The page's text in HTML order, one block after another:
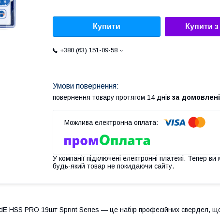
Купити Купити з
+380 (63) 151-09-58
повернення товару протягом 14 днів за
У компанії підключені електронні платежі. Тепер
будь-який товар не покидаючи сайту.
HSS PRO 19шт Sprint Series — це набір професійних свердел,